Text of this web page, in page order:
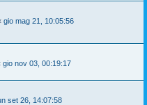
gio mag 21, 10:05:56
gio nov 03, 00:19:17
set 26, 14:07:58